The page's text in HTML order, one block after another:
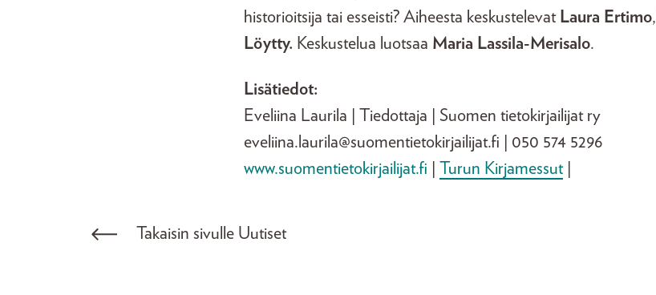
historioitsija tai esseisti? Aiheesta keskustelevatLaura Ertimo,
Löytty. Keskustelua luotsaa Maria Lassila-Merisalo.
Lisätiedot:
Eveliina Laurila | Tiedottaja | Suomen tietokirjailijat ry
eveliina.laurila@suomentietokirjailijat.fi | 050 574 5296
www.suomentietokirjailijat.fi
Turun Kirjamessut|
Takaisin sivulle Uutiset